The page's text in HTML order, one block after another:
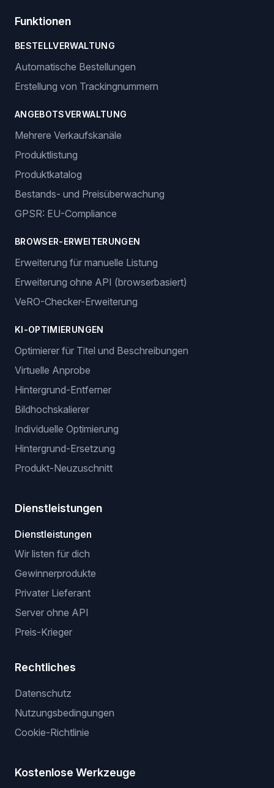
Funktionen
BESTELLVERWALTUNG
Automatische Bestellungen
Erstellung von Trackingnummern
ANGEBOTSVERWALTUNG
Mehrere Verkaufskanäle
Produktlistung
Produktkatalog
Bestands- und Preisüberwachung
GPSR: EU-Compliance
BROWSER-ERWEITERUNGEN
Erweiterung für manuelle Listung
Erweiterung ohne API (browserbasiert)
VeRO-Checker-Erweiterung
KI-OPTIMIERUNGEN
Optimierer für Titel und Beschreibungen
Virtuelle Anprobe
Hintergrund-Entferner
Bildhochskalierer
Individuelle Optimierung
Hintergrund-Ersetzung
Produkt-Neuzuschnitt
Dienstleistungen
Dienstleistungen
Wir listen für dich
Gewinnerprodukte
Privater Lieferant
Server ohne API
Preis-Krieger
Rechtliches
Datenschutz
Nutzungsbedingungen
Cookie-Richtlinie
Kostenlose Werkzeuge